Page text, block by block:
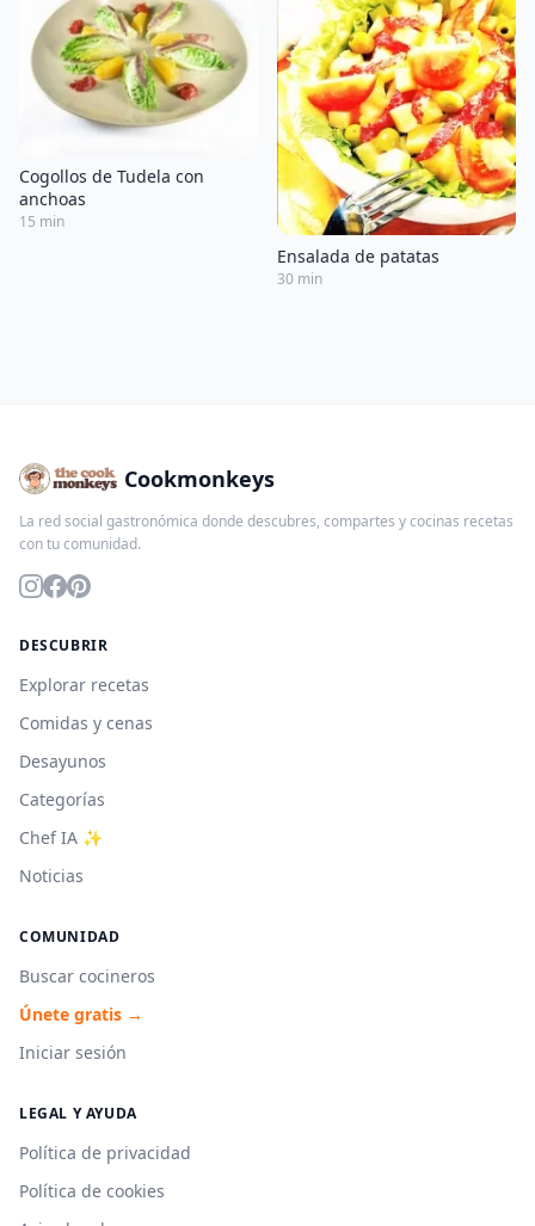
Cogollos de Tudela con
anchoas
15 min
Ensalada de patatas
30 min
Cookmonkeys
La red social gastronómica donde descubres, compartes y cocinas recetas
con tu comunidad.
DESCUBRIR
Explorar recetas
Comidas y cenas
Desayunos
Categorías
Chef IA ✨
Noticias
COMUNIDAD
Buscar cocineros
Únete gratis →
Iniciar sesión
LEGAL Y AYUDA
Política de privacidad
Política de cookies